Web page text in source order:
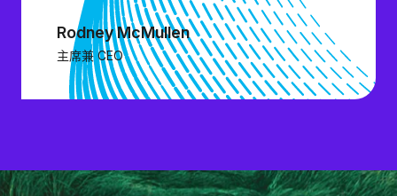
Rodney McMullen
主席兼 CEO